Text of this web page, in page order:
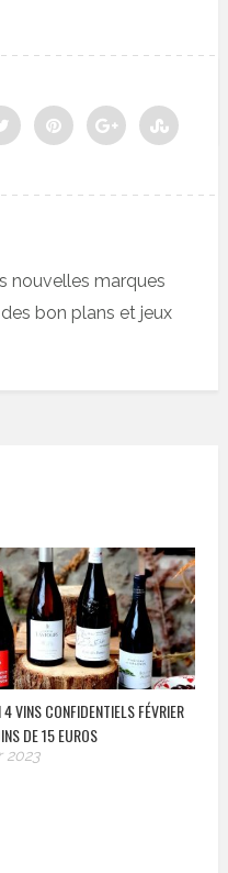
nouvelles marques
bon plans et jeux
VINS CONFIDENTIELS FÉVRIER
DE 15 EUROS
2023